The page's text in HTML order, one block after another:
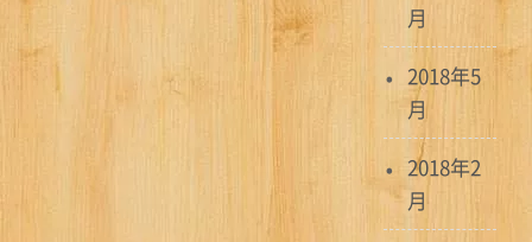
月
2018年5
月
2018年2
月